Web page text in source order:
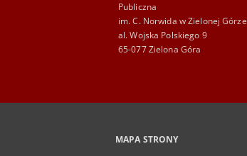
Publiczna
im. C. Norwida w Zielonej Górze
al. Wojska Polskiego 9
65-077 Zielona Góra
MAPA STRONY